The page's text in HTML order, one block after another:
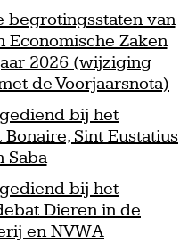
begrotingsstaten van
Economische Zaken
2026 (wijziging
de Voorjaarsnota)
bij het
Sint Eustatius
Saba
bij het
Dieren in de
en NVWA